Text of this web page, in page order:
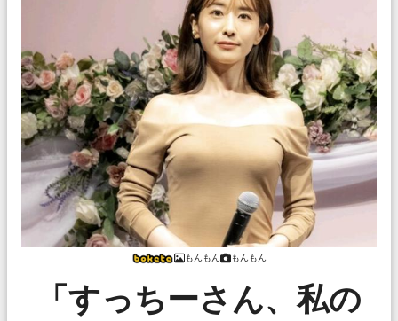
もんもん もんもん
「すっちーさん、私の